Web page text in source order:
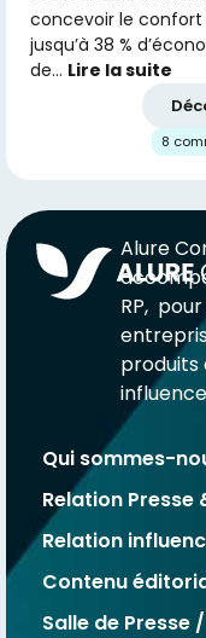
concevoir le
jusqu’à 38 %
de… Lire la suite
8
Alure
RP,
produits
Qui sommes-
Relation Presse
Relation
Contenu
Salle de Presse